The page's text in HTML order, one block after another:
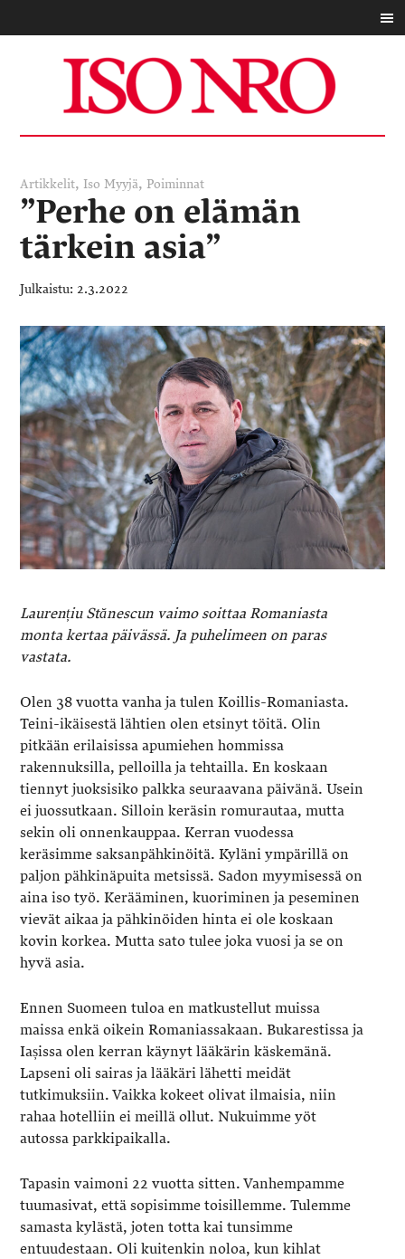
Artikkelit, Iso Myyjä, Poiminnat
”Perhe on elämän
tärkein asia”
2.3.2022
Laurențiu Stănescun vaimo soittaa Romaniasta
monta kertaa päivässä. Ja puhelimeen on paras
vastata.
Olen 38 vuotta vanha ja tulen Koillis-Romaniasta.
Teini-ikäisestä lähtien olen etsinyt töitä. Olin
pitkään erilaisissa apumiehen hommissa
rakennuksilla, pelloilla ja tehtailla. En koskaan
tiennyt juoksisiko palkka seuraavana päivänä. Usein
ei juossutkaan. Silloin keräsin romurautaa, mutta
sekin oli onnenkauppaa. Kerran vuodessa
keräsimme saksanpähkinöitä. Kyläni ympärillä on
paljon pähkinäpuita metsissä. Sadon myymisessä on
aina iso työ. Kerääminen, kuoriminen ja peseminen
vievät aikaa ja pähkinöiden hinta ei ole koskaan
kovin korkea. Mutta sato tulee joka vuosi ja se on
hyvä asia.
Ennen Suomeen tuloa en matkustellut muissa
maissa enkä oikein Romaniassakaan. Bukarestissa ja
Iașissa olen kerran käynyt lääkärin käskemänä.
Lapseni oli sairas ja lääkäri lähetti meidät
tutkimuksiin. Vaikka kokeet olivat ilmaisia, niin
rahaa hotelliin ei meillä ollut. Nukuimme yöt
autossa parkkipaikalla.
Tapasin vaimoni 22 vuotta sitten. Vanhempamme
tuumasivat, että sopisimme toisillemme. Tulemme
samasta kylästä, joten totta kai tunsimme
entuudestaan. Oli kuitenkin noloa, kun kihlat